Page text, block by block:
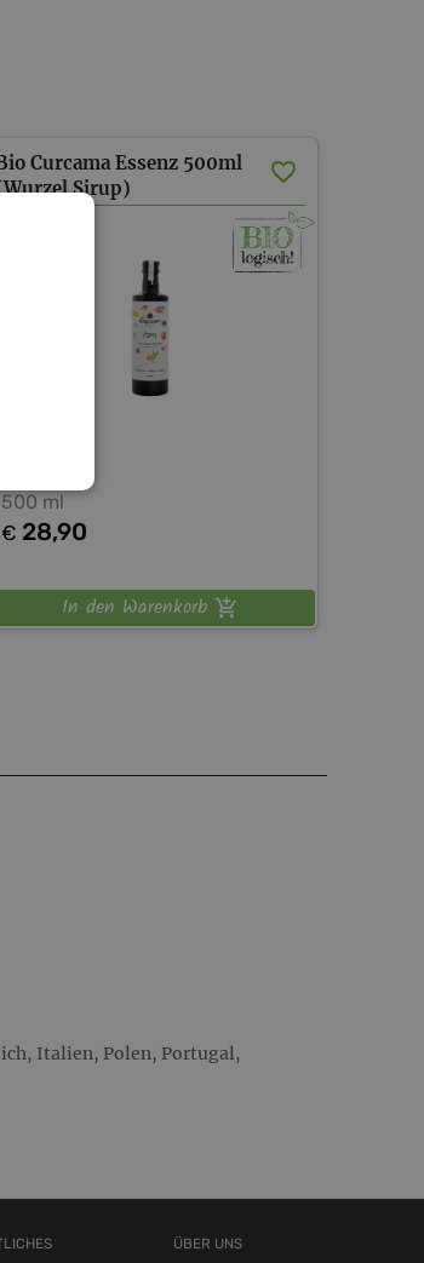
Curcama Essenz 500ml
Sirup)
500 ml
€ 28,90
In den Warenkorb
Italien, Polen, Portugal,
ÜBER UNS